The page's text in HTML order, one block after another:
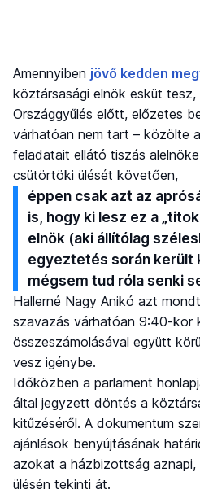
Amennyiben jövő kedden
köztársasági elnök esküt
Országgyűlés előtt, előzetes
várhatóan nem tart – közölte
feladatait ellátó tiszás
csütörtöki ülését követően,
éppen csak azt az
is, hogy ki lesz ez a
elnök (aki állítólag
egyeztetés során került
mégsem tud róla senki
Hallerné Nagy Anikó azt
szavazás várhatóan 9:40-kor
összeszámolásával együtt
vesz igénybe.
Időközben a parlament
által jegyzett döntés a
kitűzéséről. A dokumentum
ajánlások benyújtásának
azokat a házbizottság
ülésén tekinti át.